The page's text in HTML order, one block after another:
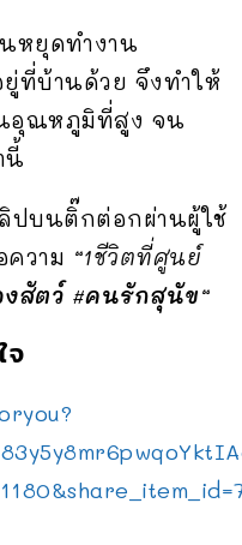
หยุดทำงาน
ที่บ้านด้วย จึงทำให้
อุณหภูมิที่สูง จน
นี้
ปบนติ๊กต่อกผ่านผู้ใช้
ความ “1ชีวิตที่ศูนย์
สัตว์ #คนรักสุนัข“
จ